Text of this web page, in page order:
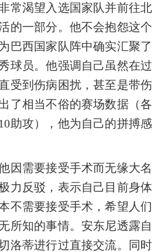
常渴望入选国家队并前往北
的一部分。他不会抱怨这个
巴西国家队阵中确实汇聚了
球员。他强调自己虽然在过
受到伤病困扰，甚至是带伤
了相当不俗的赛场数据（各
助攻），他为自己的拼搏感
因需要接受手术而无缘大名
力反驳，表示自己目前身体
不需要接受手术，希望人们
所知的事情。安东尼透露自
洛蒂进行过直接交流。同时